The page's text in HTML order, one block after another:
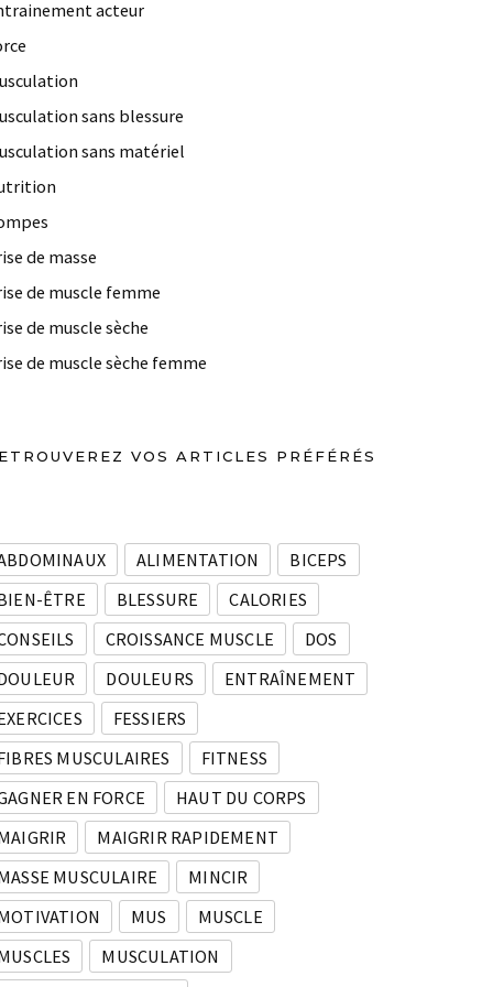
acteur
sans blessure
sans matériel
de masse
de muscle femme
de muscle sèche
de muscle sèche femme
VOS ARTICLES PRÉFÉRÉS
ALIMENTATION
BICEPS
ÊTRE
BLESSURE
CALORIES
CROISSANCE MUSCLE
DOS
DOULEURS
ENTRAÎNEMENT
FESSIERS
MUSCULAIRES
FITNESS
EN FORCE
HAUT DU CORPS
MAIGRIR RAPIDEMENT
MUSCULAIRE
MINCIR
MUS
MUSCLE
MUSCULATION